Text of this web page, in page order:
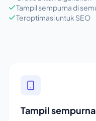
Tampil sempurna di
Teroptimasi untuk SEO
Tampil